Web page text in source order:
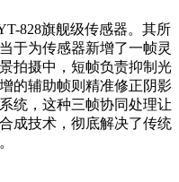
828旗舰级传感器。其所
于为传感器新增了一帧灵
拍摄中，短帧负责抑制光
的辅助帧则精准修正阴影
统，这种三帧协同处理让
成技术，彻底解决了传统